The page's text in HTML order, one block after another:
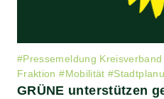
#Pressemeldung Kreisverband
Fraktion #Mobilität #
GRÜNE unterstützen